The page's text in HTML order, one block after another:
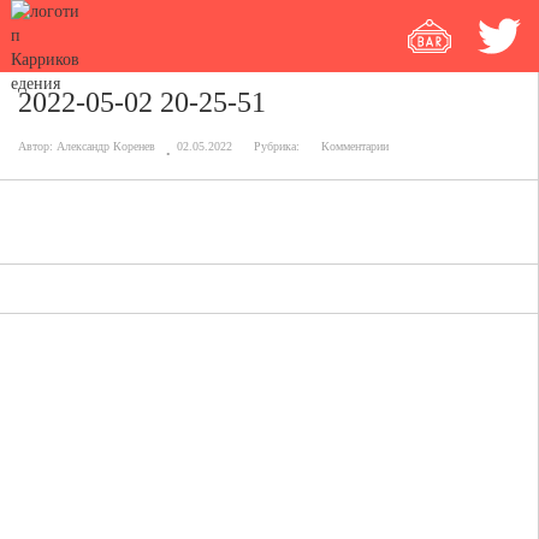
2022-05-02 20-25-51
Автор: Александр Коренев 02.05.2022 Рубрика: Комментарии